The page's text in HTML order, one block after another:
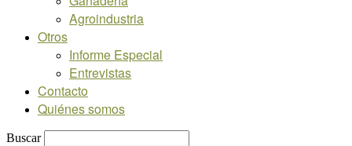
Agroindustria
Otros
Informe Especial
Entrevistas
Contacto
Quiénes somos
Buscar